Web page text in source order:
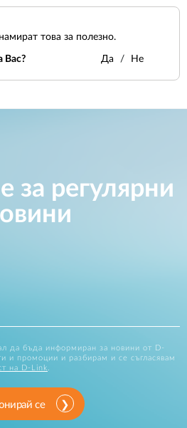
това за полезно.
Вас? Да Не
за регулярни
да бъда информиран за новини от D-
и промоции и разбирам и се съгласявам
на D-Link
се